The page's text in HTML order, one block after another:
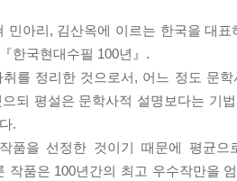
민아리, 김산옥에 이르는 한국을 대
한국현대수필 100년』.
를 정리한 것으로서, 어느 정도 문
되 평설은 문학사적 설명보다는 기
.
품을 선정한 것이기 때문에 평균
작품은 100년간의 최고 우수작만을